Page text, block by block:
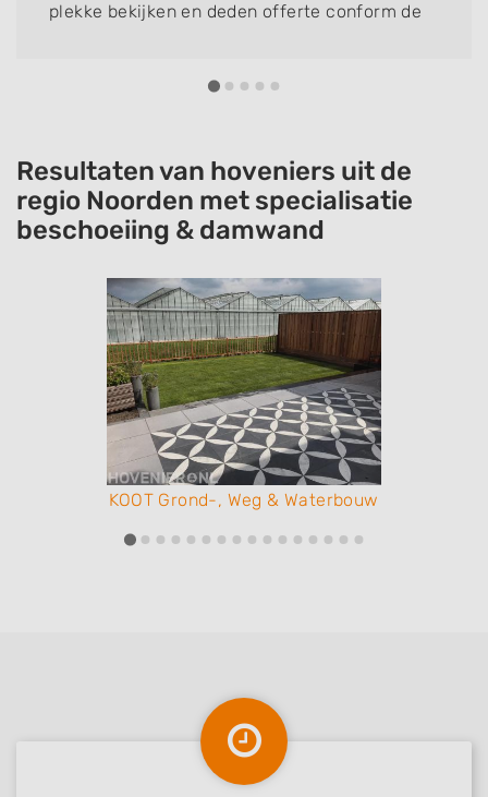
plekke bekijken en deden offerte conform de
Resultaten van hoveniers uit de
regio Noorden met specialisatie
beschoeiing & damwand
KOOT Grond-, Weg & Waterbouw